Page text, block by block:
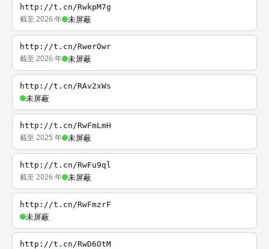
http://t.cn/RwkpM7g
截至 2026 年 未屏蔽
http://t.cn/RwerOwr
截至 2026 年 未屏蔽
http://t.cn/RAv2xWs
未屏蔽
http://t.cn/RwFmLmH
截至 2025 年 未屏蔽
http://t.cn/RwFu9ql
截至 2026 年 未屏蔽
http://t.cn/RwFmzrF
未屏蔽
http://t.cn/RwD6OtM